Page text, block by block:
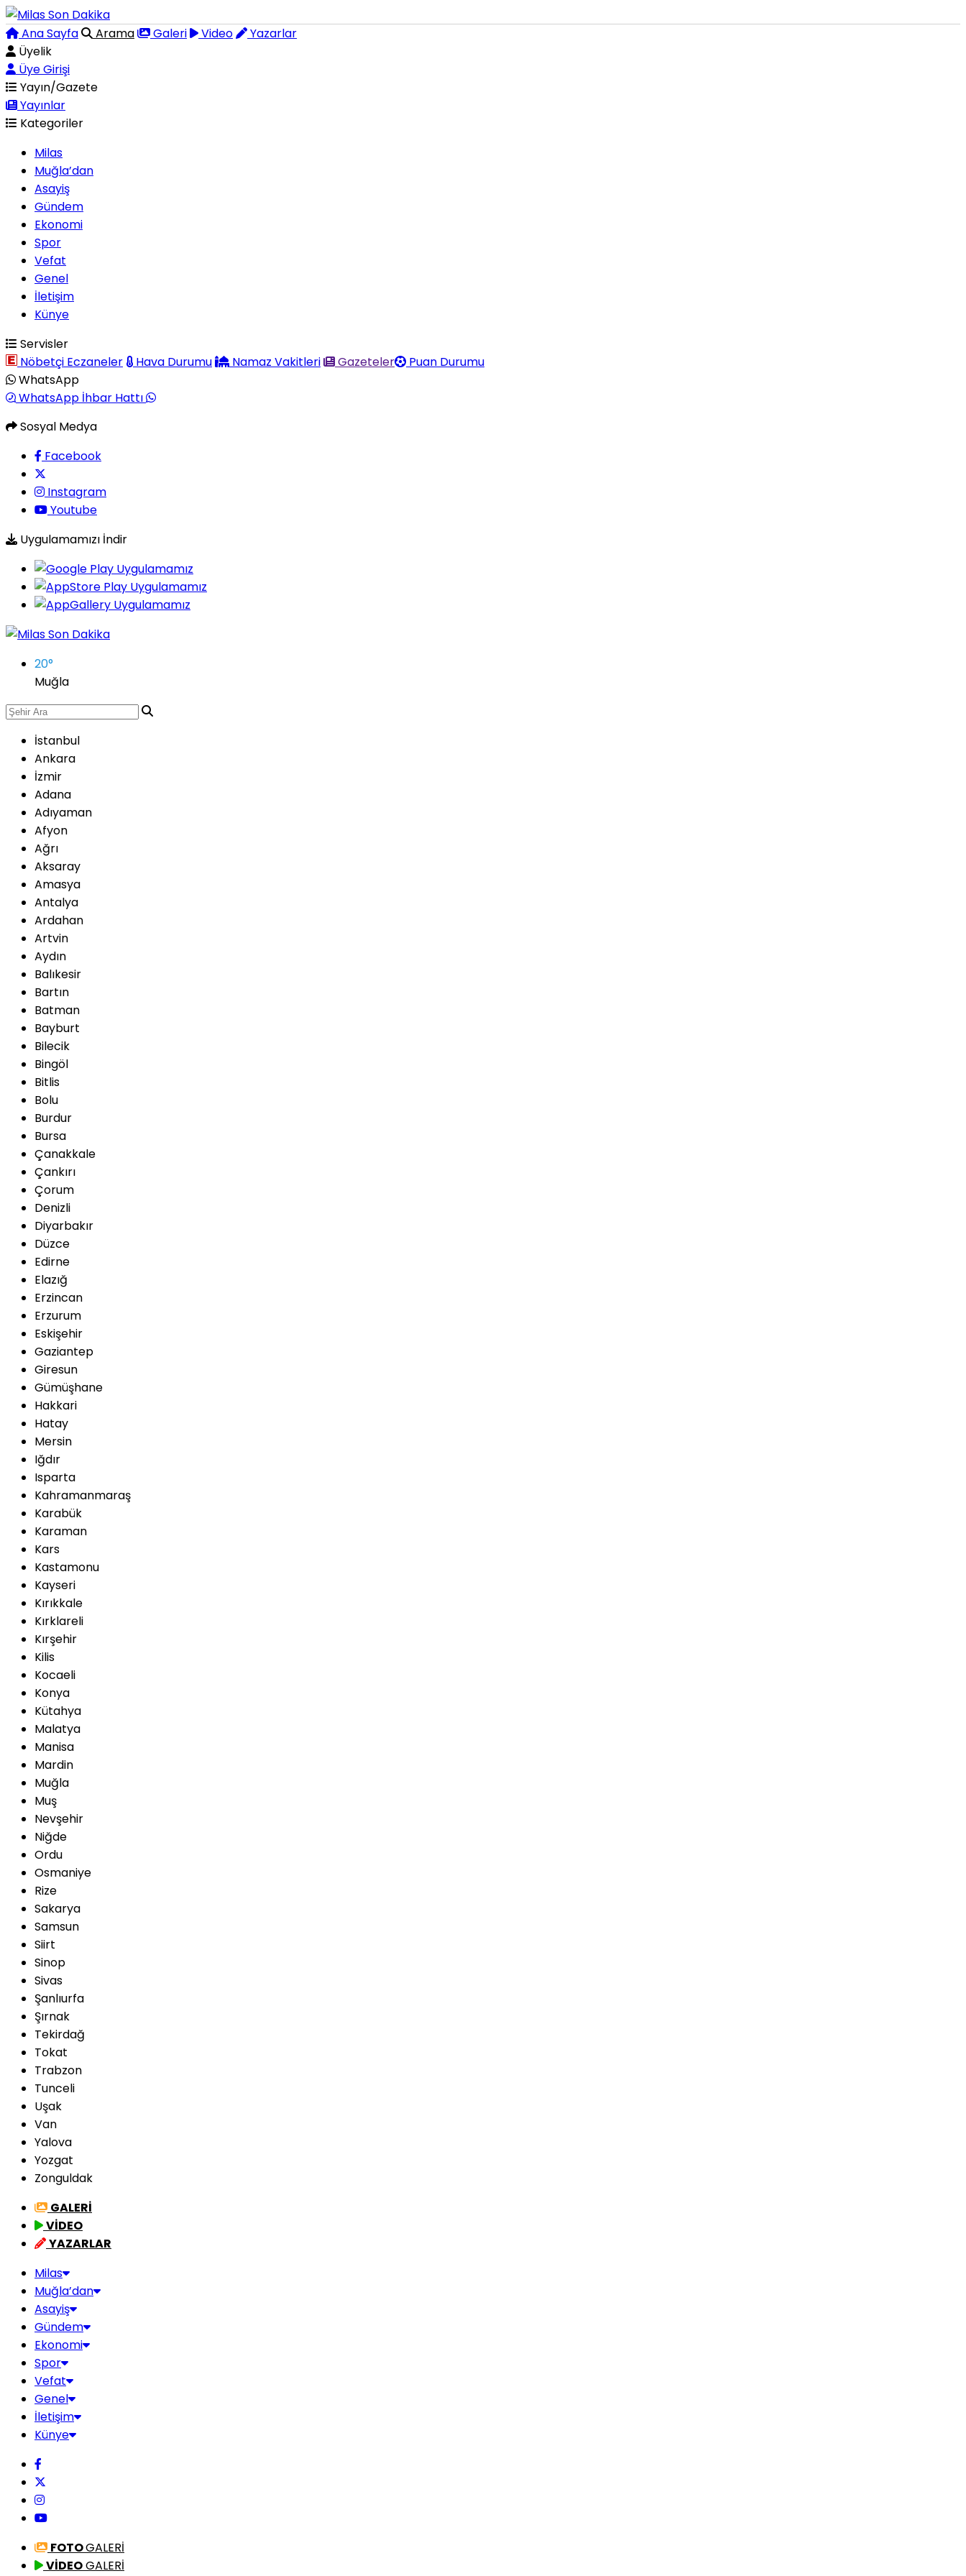
Ana Sayfa Arama Galeri Video
Yazarlar
Üyelik
Üye Girişi
Yayın/Gazete
Yayınlar
Kategoriler
Milas
Muğla’dan
Asayiş
Gündem
Ekonomi
Spor
Vefat
Genel
İletişim
Künye
Servisler
Nöbetçi Eczaneler
Hava Durumu Namaz Vakitleri Gazeteler
Puan Durumu
WhatsApp
WhatsApp İhbar Hattı
Sosyal Medya
Facebook
Instagram
Youtube
Uygulamamızı İndir
20°
Muğla
İstanbul
Ankara
İzmir
Adana
Adıyaman
Afyon
Ağrı
Aksaray
Amasya
Antalya
Ardahan
Artvin
Aydın
Balıkesir
Bartın
Batman
Bayburt
Bilecik
Bingöl
Bitlis
Bolu
Burdur
Bursa
Çanakkale
Çankırı
Çorum
Denizli
Diyarbakır
Düzce
Edirne
Elazığ
Erzincan
Erzurum
Eskişehir
Gaziantep
Giresun
Gümüşhane
Hakkari
Hatay
Mersin
Iğdır
Isparta
Kahramanmaraş
Karabük
Karaman
Kars
Kastamonu
Kayseri
Kırıkkale
Kırklareli
Kırşehir
Kilis
Kocaeli
Konya
Kütahya
Malatya
Manisa
Mardin
Muğla
Muş
Nevşehir
Niğde
Ordu
Osmaniye
Rize
Sakarya
Samsun
Siirt
Sinop
Sivas
Şanlıurfa
Şırnak
Tekirdağ
Tokat
Trabzon
Tunceli
Uşak
Van
Yalova
Yozgat
Zonguldak
GALERİ
VİDEO
YAZARLAR
Milas
Muğla’dan
Asayiş
Gündem
Ekonomi
Spor
Vefat
Genel
İletişim
Künye
FOTOGALERİ
VİDEOGALERİ